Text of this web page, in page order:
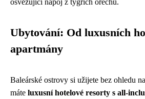
osvěžující nápoj z tygřích ořechů.
Ubytování: Od luxusních
apartmány
Baleárské ostrovy si užijete bez ohledu
máte luxusní hotelové resorty s all-